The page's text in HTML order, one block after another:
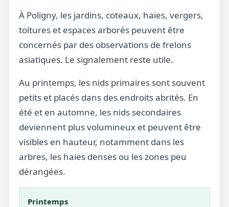
À Poligny, les jardins, coteaux, haies, vergers,
toitures et espaces arborés peuvent être
concernés par des observations de frelons
asiatiques. Le signalement reste utile.
Au printemps, les nids primaires sont souvent
petits et placés dans des endroits abrités. En
été et en automne, les nids secondaires
deviennent plus volumineux et peuvent être
visibles en hauteur, notamment dans les
arbres, les haies denses ou les zones peu
dérangées.
Printemps